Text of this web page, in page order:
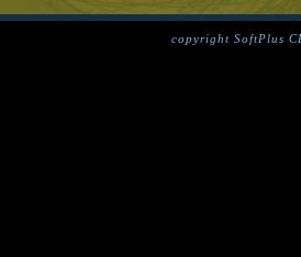
copyright SoftPlus